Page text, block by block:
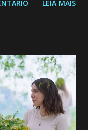
(Camila
que realmente
as suas energias a
se orgulhando de
na
muito alegre, é
LEIA MAIS